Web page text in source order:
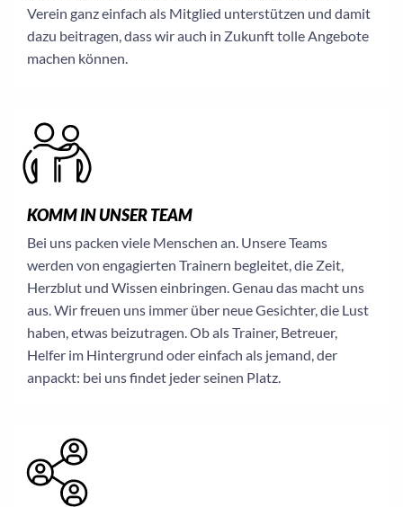
Verein ganz einfach als Mitglied unterstützen und damit
dazu beitragen, dass wir auch in Zukunft tolle Angebote
machen können.
KOMM IN UNSER TEAM
Bei uns packen viele Menschen an. Unsere Teams
werden von engagierten Trainern begleitet, die Zeit,
Herzblut und Wissen einbringen. Genau das macht uns
aus. Wir freuen uns immer über neue Gesichter, die Lust
haben, etwas beizutragen. Ob als Trainer, Betreuer,
Helfer im Hintergrund oder einfach als jemand, der
anpackt: bei uns findet jeder seinen Platz.